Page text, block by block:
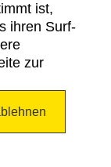
ist,
ihren Surf-
zur